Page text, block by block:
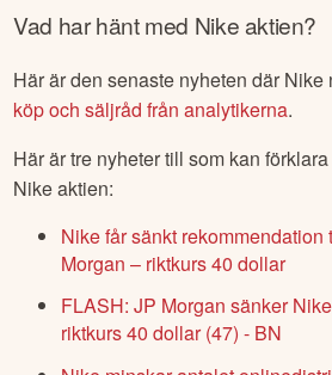
Vad har hänt med Nikeaktien?
Här är den senaste nyheten där Nike
köp och säljråd från analytikerna.
Här är tre nyheter till som kan
Nikeaktien:
Nike får sänkt
Morgan – riktkurs 40 dollar
FLASH: JP Morgan sänker
riktkurs 40 dollar (47) - BN